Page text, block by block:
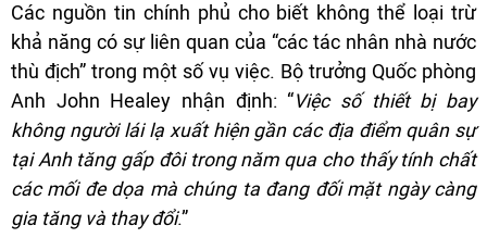
Các nguồn tin chính phủ cho biết không thể loại trừ
khả năng có sự liên quan của “các tác nhân nhà nước
thù địch” trong một số vụ việc. Bộ trưởng Quốc phòng
Anh John Healey nhận định: “Việc số thiết bị bay
không người lái lạ xuất hiện gần các địa điểm quân sự
tại Anh tăng gấp đôi trong năm qua cho thấy tính chất
các mối đe dọa mà chúng ta đang đối mặt ngày càng
gia tăng và thay đổi.”